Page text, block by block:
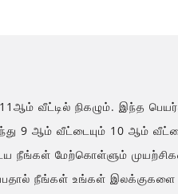
வீட்டில் நிகழும். இந்த
9 ஆம் வீட்டையும் 10 ஆம்
நீங்கள் மேற்கொள்ளும்
நீங்கள் உங்கள்